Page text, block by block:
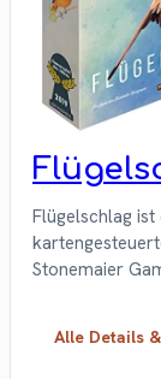
Flügelschlag
Stonemaier
Alle Details